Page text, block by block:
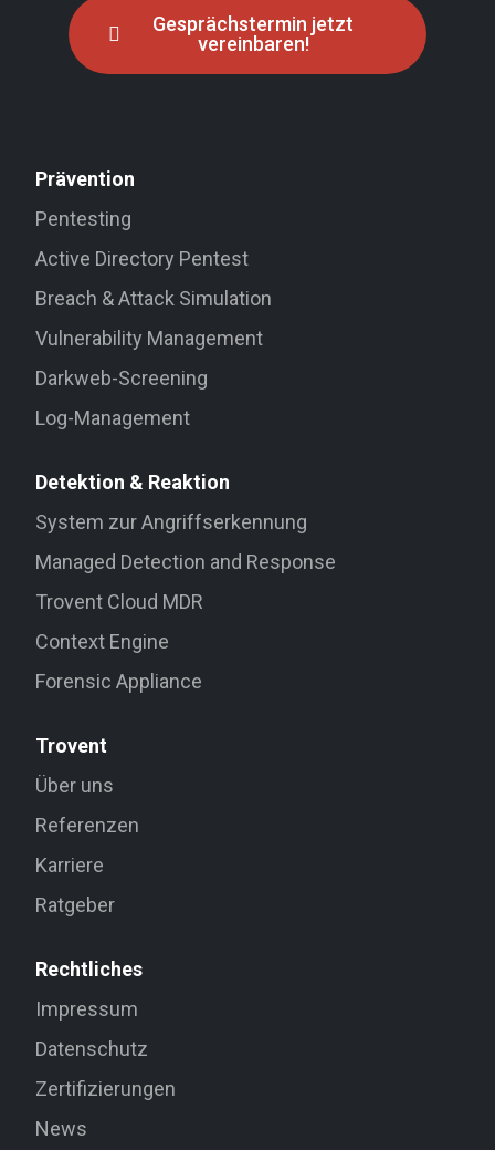
Gesprächstermin jetzt
vereinbaren!
Prävention
Pentesting
Active Directory Pentest
Breach & Attack Simulation
Vulnerability Management
Darkweb-Screening
Log-Management
Detektion & Reaktion
System zur Angriffserkennung
Managed Detection and Response
Trovent Cloud MDR
Context Engine
Forensic Appliance
Trovent
Über uns
Referenzen
Karriere
Ratgeber
Rechtliches
Impressum
Datenschutz
Zertifizierungen
News